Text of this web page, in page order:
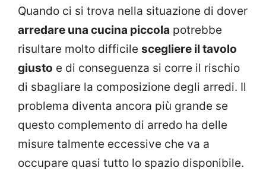
Quando ci si trova nella situazione di dover
arredare una cucina piccola potrebbe
risultare molto difficile scegliere il tavolo
giusto e di conseguenza si corre il rischio
di sbagliare la composizione degli arredi. Il
problema diventa ancora più grande se
questo complemento di arredo ha delle
misure talmente eccessive che va a
occupare quasi tutto lo spazio disponibile.